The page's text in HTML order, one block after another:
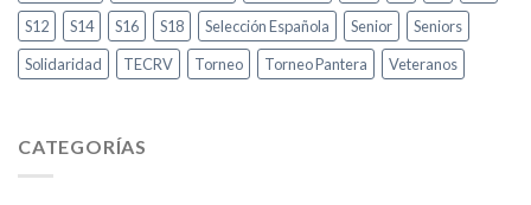
S12
S14 S16 S18 Selección Española Senior
Seniors
Solidaridad
TECRV Torneo Torneo Pantera Veteranos
CATEGORÍAS